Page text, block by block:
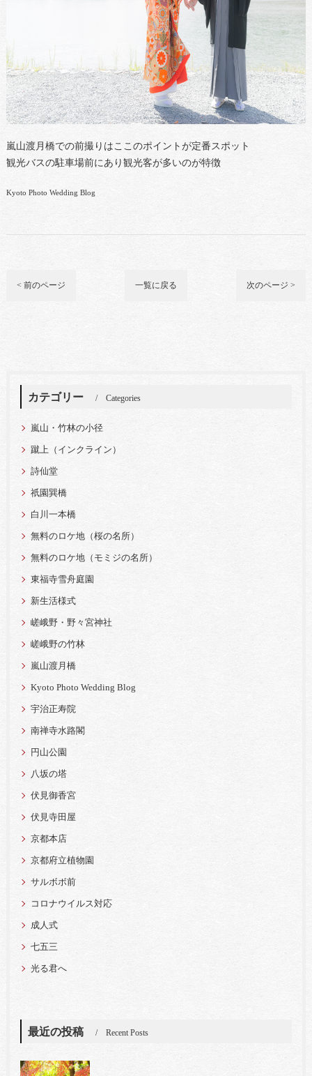
嵐山渡月橋での前撮りはここのポイントが定番スポット
観光バスの駐車場前にあり観光客が多いのが特徴
Kyoto Photo Wedding Blog
< 前のページ 一覧に戻る 次のページ >
カテゴリー Categories
嵐山・竹林の小径
蹴上（インクライン）
詩仙堂
祇園巽橋
白川一本橋
無料のロケ地（桜の名所）
無料のロケ地（モミジの名所）
東福寺雪舟庭園
新生活様式
嵯峨野・野々宮神社
嵯峨野の竹林
嵐山渡月橋
Kyoto Photo Wedding Blog
宇治正寿院
南禅寺水路閣
円山公園
八坂の塔
伏見御香宮
伏見寺田屋
京都本店
京都府立植物園
サルボボ前
コロナウイルス対応
成人式
七五三
光る君へ
最近の投稿 Recent Posts